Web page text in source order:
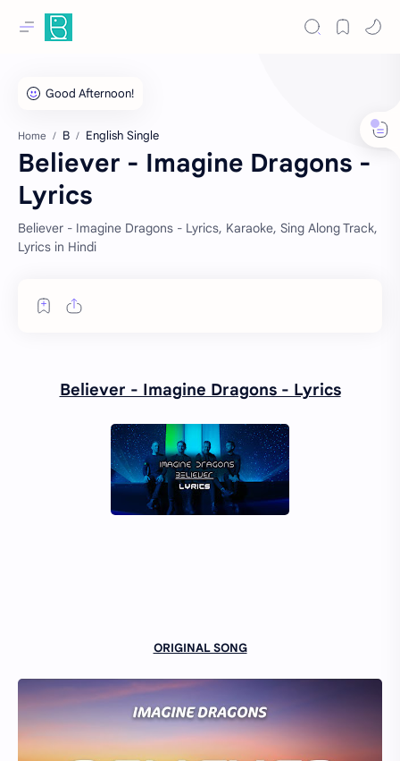
Home B English Single
Believer - Imagine Dragons -
Lyrics
Believer - Imagine Dragons - Lyrics, Karaoke, Sing Along Track,
Lyrics in Hindi
Believer - Imagine Dragons - Lyrics
ORIGINAL SONG